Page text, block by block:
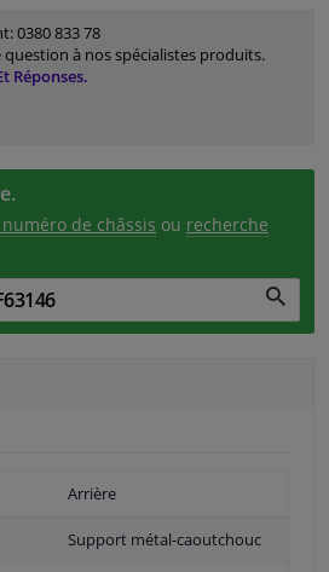
0380 833 78
question à nos spécialistes produits.
Réponses.
de châssis ou recherche
Arrière
Support métal-caoutchouc